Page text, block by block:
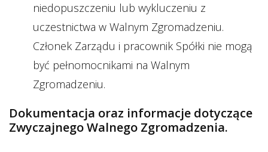
niedopuszczeniu lub wykluczeniu z
uczestnictwa w Walnym Zgromadzeniu.
Członek Zarządu i pracownik Spółki nie mogą
być pełnomocnikami na Walnym
Zgromadzeniu.
Dokumentacja oraz informacje dotyczące
Zwyczajnego Walnego Zgromadzenia.